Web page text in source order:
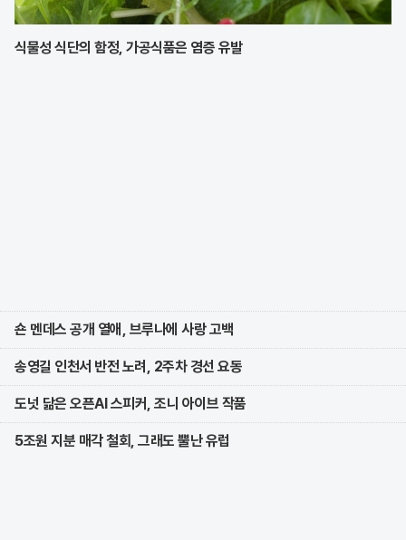
식물성 식단의 함정, 가공식품은 염증 유발
숀 멘데스 공개 열애, 브루나에 사랑 고백
송영길 인천서 반전 노려, 2주차 경선 요동
도넛 닮은 오픈AI 스피커, 조니 아이브 작품
5조원 지분 매각 철회, 그래도 뿔난 유럽